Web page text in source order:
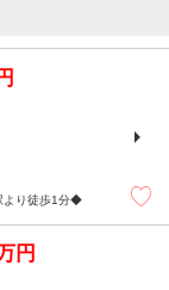
り徒歩1分◆
円